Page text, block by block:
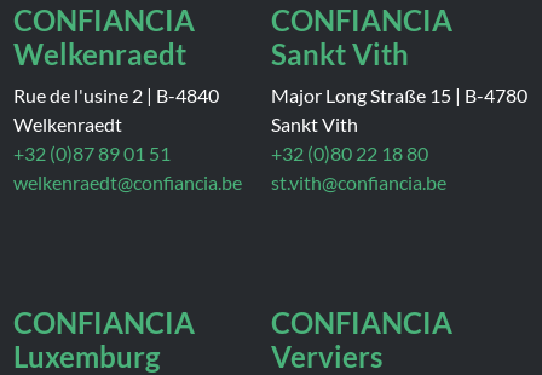
CONFIANCIA
Welkenraedt
Rue de l'usine 2 | B-4840
Welkenraedt
+32 (0)87 89 01 51
welkenraedt@confiancia.be
CONFIANCIA
Sankt Vith
Major Long Straße 15 | B-4780
Sankt Vith
+32 (0)80 22 18 80
st.vith@confiancia.be
CONFIANCIA
Luxemburg
CONFIANCIA
Verviers